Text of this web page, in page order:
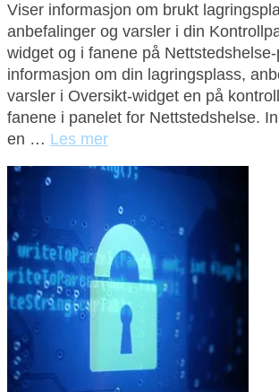
Viser informasjon om brukt
anbefalinger og varsler i din
widget og i fanene på
informasjon om din lagringsplass,
varsler i Oversikt-widget en på
fanene i panelet for Nettstedshelse.
en … Les mer